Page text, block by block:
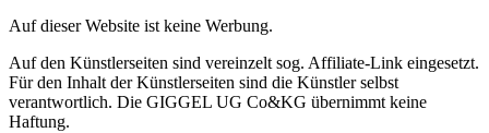
Auf dieser Website ist keine Werbung.
Auf den Künstlerseiten sind vereinzelt sog. Affiliate-Link eingesetzt.
Für den Inhalt der Künstlerseiten sind die Künstler selbst
verantwortlich. Die GIGGEL UG Co&KG übernimmt keine
Haftung.